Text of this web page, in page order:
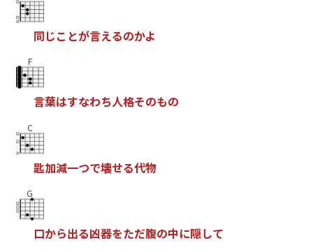
同じこ とが言えるのかよ
F
言葉はすなわち人格そのもの
C
匙加減一つで壊せる代物
G
口から出る凶器をただ腹の中に隠して